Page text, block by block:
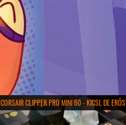
CORSAIR CLIPPER PRO MINI 60 - KICSI, DE ERŐS